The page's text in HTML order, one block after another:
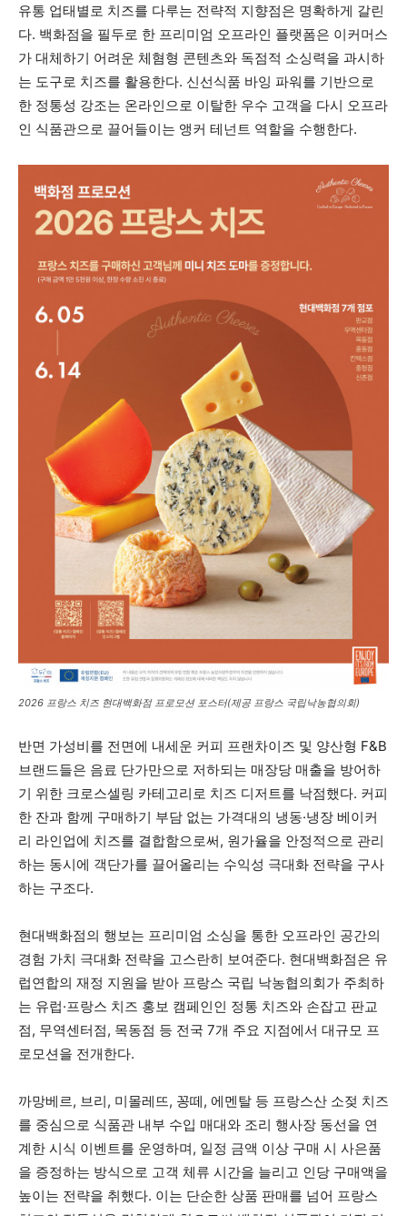
유통 업태별로 치즈를 다루는 전략적 지향점은 명확하게 갈린
다. 백화점을 필두로 한 프리미엄 오프라인 플랫폼은 이커머스
가 대체하기 어려운 체혐형 콘텐츠와 독점적 소싱력을 과시하
는 도구로 치즈를 활용한다. 신선식품 바잉 파워를 기반으로
한 정통성 강조는 온라인으로 이탈한 우수 고객을 다시 오프라
인 식품관으로 끌어들이는 앵커 테넌트 역할을 수행한다.
2026 프랑스 치즈 현대백화점 프로모션 포스터(제공 프랑스 국립낙농협의회)
반면 가성비를 전면에 내세운 커피 프랜차이즈 및 양산형 F&B
브랜드들은 음료 단가만으로 저하되는 매장당 매출을 방어하
기 위한 크로스셀링 카테고리로 치즈 디저트를 낙점했다. 커피
한 잔과 함께 구매하기 부담 없는 가격대의 냉동·냉장 베이커
리 라인업에 치즈를 결합함으로써, 원가율을 안정적으로 관리
하는 동시에 객단가를 끌어올리는 수익성 극대화 전략을 구사
하는 구조다.
현대백화점의 행보는 프리미엄 소싱을 통한 오프라인 공간의
경험 가치 극대화 전략을 고스란히 보여준다. 현대백화점은 유
럽연합의 재정 지원을 받아 프랑스 국립 낙농협의회가 주최하
는 유럽·프랑스 치즈 홍보 캠페인인 정통 치즈와 손잡고 판교
점, 무역센터점, 목동점 등 전국 7개 주요 지점에서 대규모 프
로모션을 전개한다.
까망베르, 브리, 미몰레뜨, 꽁떼, 에멘탈 등 프랑스산 소젖 치즈
를 중심으로 식품관 내부 수입 매대와 조리 행사장 동선을 연
계한 시식 이벤트를 운영하며, 일정 금액 이상 구매 시 사은품
을 증정하는 방식으로 고객 체류 시간을 늘리고 인당 구매액을
높이는 전략을 취했다. 이는 단순한 상품 판매를 넘어 프랑스